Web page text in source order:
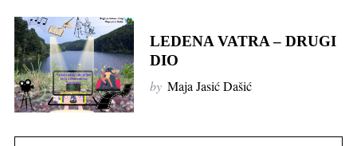
LEDENA VATRA – DRUGI
DIO
by Maja Jasić Dašić